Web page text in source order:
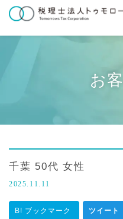
お
千葉 50代 女性
2025.11.11
B! ブックマーク ツイート